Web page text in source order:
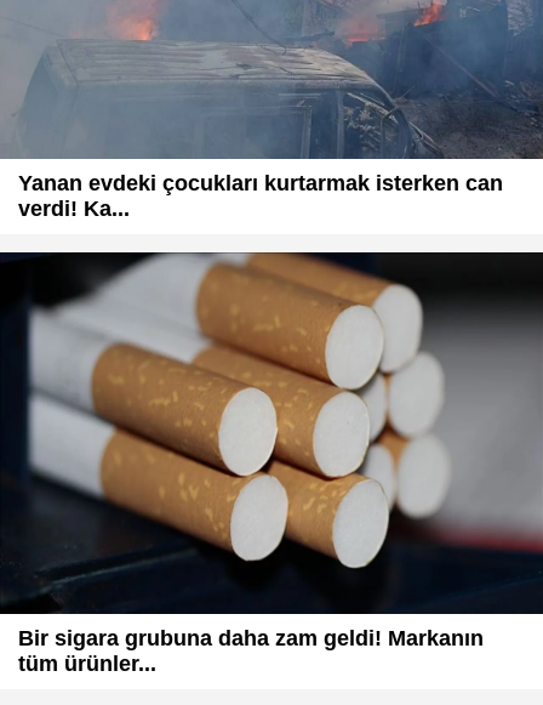
Yanan evdeki çocukları kurtarmak isterken can
verdi! Ka...
Bir sigara grubuna daha zam geldi! Markanın
tüm ürünler...